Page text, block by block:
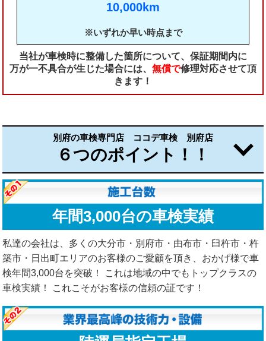
10,000km
※いずれか早い時点まで
当社が車検時に整備した箇所について、保証期間内に
万が一不具合が生じた場合には、 無償で修理対応させて頂
きます！
別府の車検専門店 ココデ車検 別府店
６つのポイント！！
年間3,000台の車検実績
私達の会社は、多くの大分市・別府市・由布市・臼杵市・杵
築市・日出町エリアのお客様のご愛顧を頂き、おかげ様で車
検年間3,000台を突破！ これは地域の中でもトップクラスの
車検実績！ これこそがお客様の信頼の証です！